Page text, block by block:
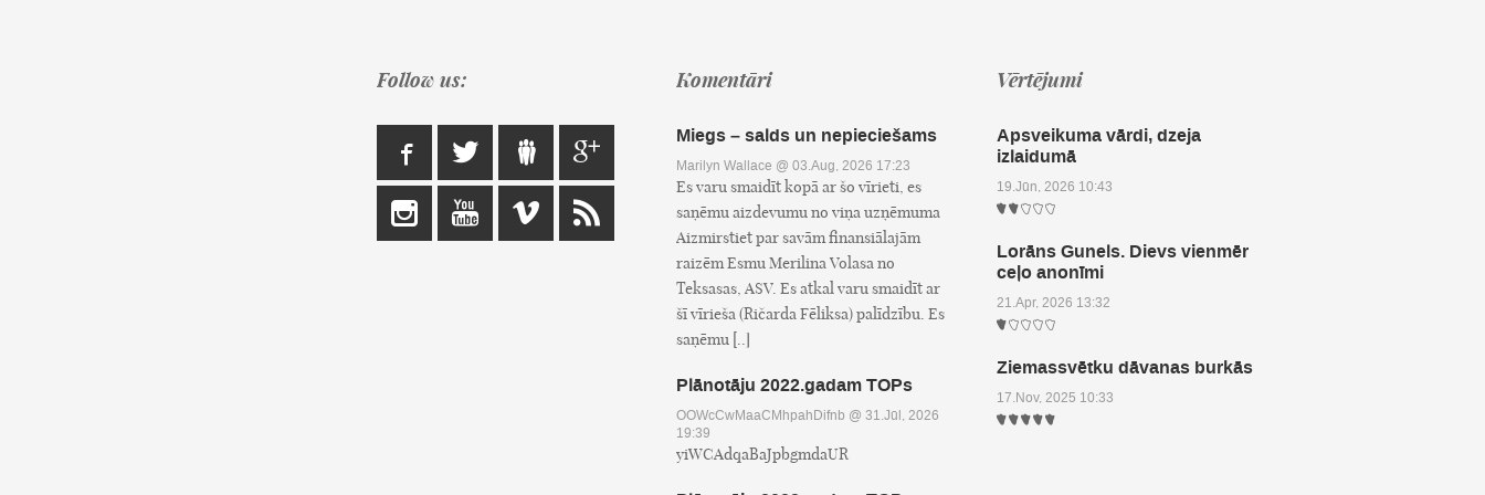
Follow us: Komentāri
Miegs – salds un nepieciešams
Marilyn Wallace @ 03.Aug, 2026 17:23
Es varu smaidīt kopā ar šo vīrieti, es
saņēmu aizdevumu no viņa uzņēmuma
Aizmirstiet par savām finansiālajām
raizēm Esmu Merilina Volasa no
Teksasas, ASV. Es atkal varu smaidīt ar
šī vīrieša (Ričarda Fēliksa) palīdzību. Es
saņēmu [..]
Plānotāju 2022.gadam TOPs
OOWcCwMaaCMhpahDifnb @ 31.Jūl, 2026
19:39
yiWCAdqaBaJpbgmdaUR
Vērtējumi
Apsveikuma vārdi, dzeja
izlaidumā
19.Jūn, 2026 10:43
Lorāns Gunels. Dievs vienmēr
ceļo anonīmi
21.Apr, 2026 13:32
Ziemassvētku dāvanas burkās
17.Nov, 2025 10:33